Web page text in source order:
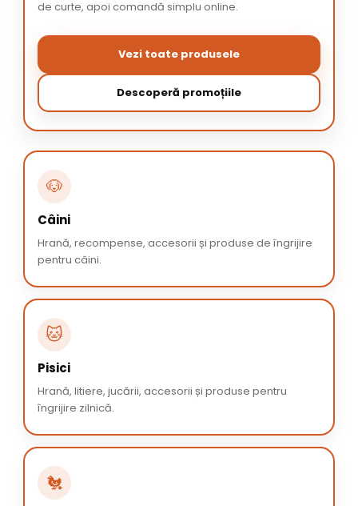
de curte, apoi comandă simplu online.
Vezi toate produsele
Descoperă promoțiile
🐶
Câini
Hrană, recompense, accesorii și produse de îngrijire
pentru câini.
🐱
Pisici
Hrană, litiere, jucării, accesorii și produse pentru
îngrijire zilnică.
🐔